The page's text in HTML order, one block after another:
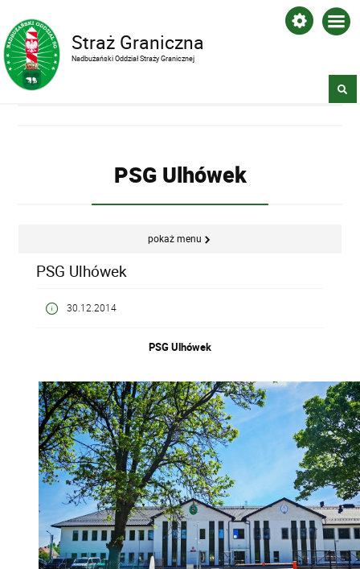
Straż Graniczna
Nadbużański Oddział Straży Granicznej
PSG Ulhówek
pokaż menu
PSG Ulhówek
30.12.2014
PSG Ulhówek